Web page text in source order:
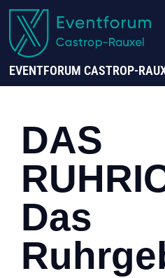
EVENTFORUM CASTROP-
DAS
Das